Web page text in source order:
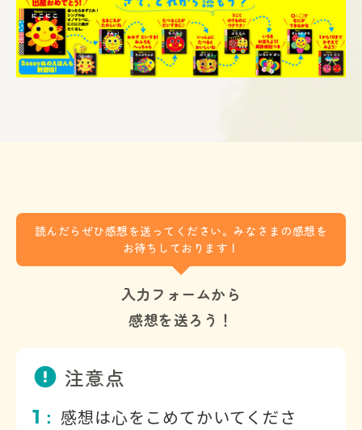
読んだらぜひ感想を送ってください。みなさまの感想を
お待ちしております！
入力フォームから
感想を送ろう！
注意点
1 ： 感想は心をこめてかいてくださ